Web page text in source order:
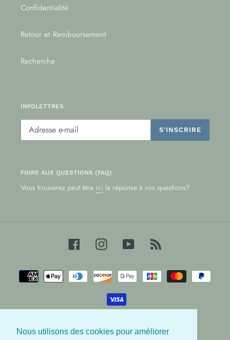
Nous utilisons des cookies pour améliorer
Confidentialité
Retour et Remboursement
Recherche
INFOLETTRES
S'INSCRIRE
FOIRE AUX QUESTIONS (FAQ)
Vous trouverez peut être ici la réponse à vos questions?
FacebookInstagramYouTube
Moyens
de
paiement
© 2026,Les Babygators